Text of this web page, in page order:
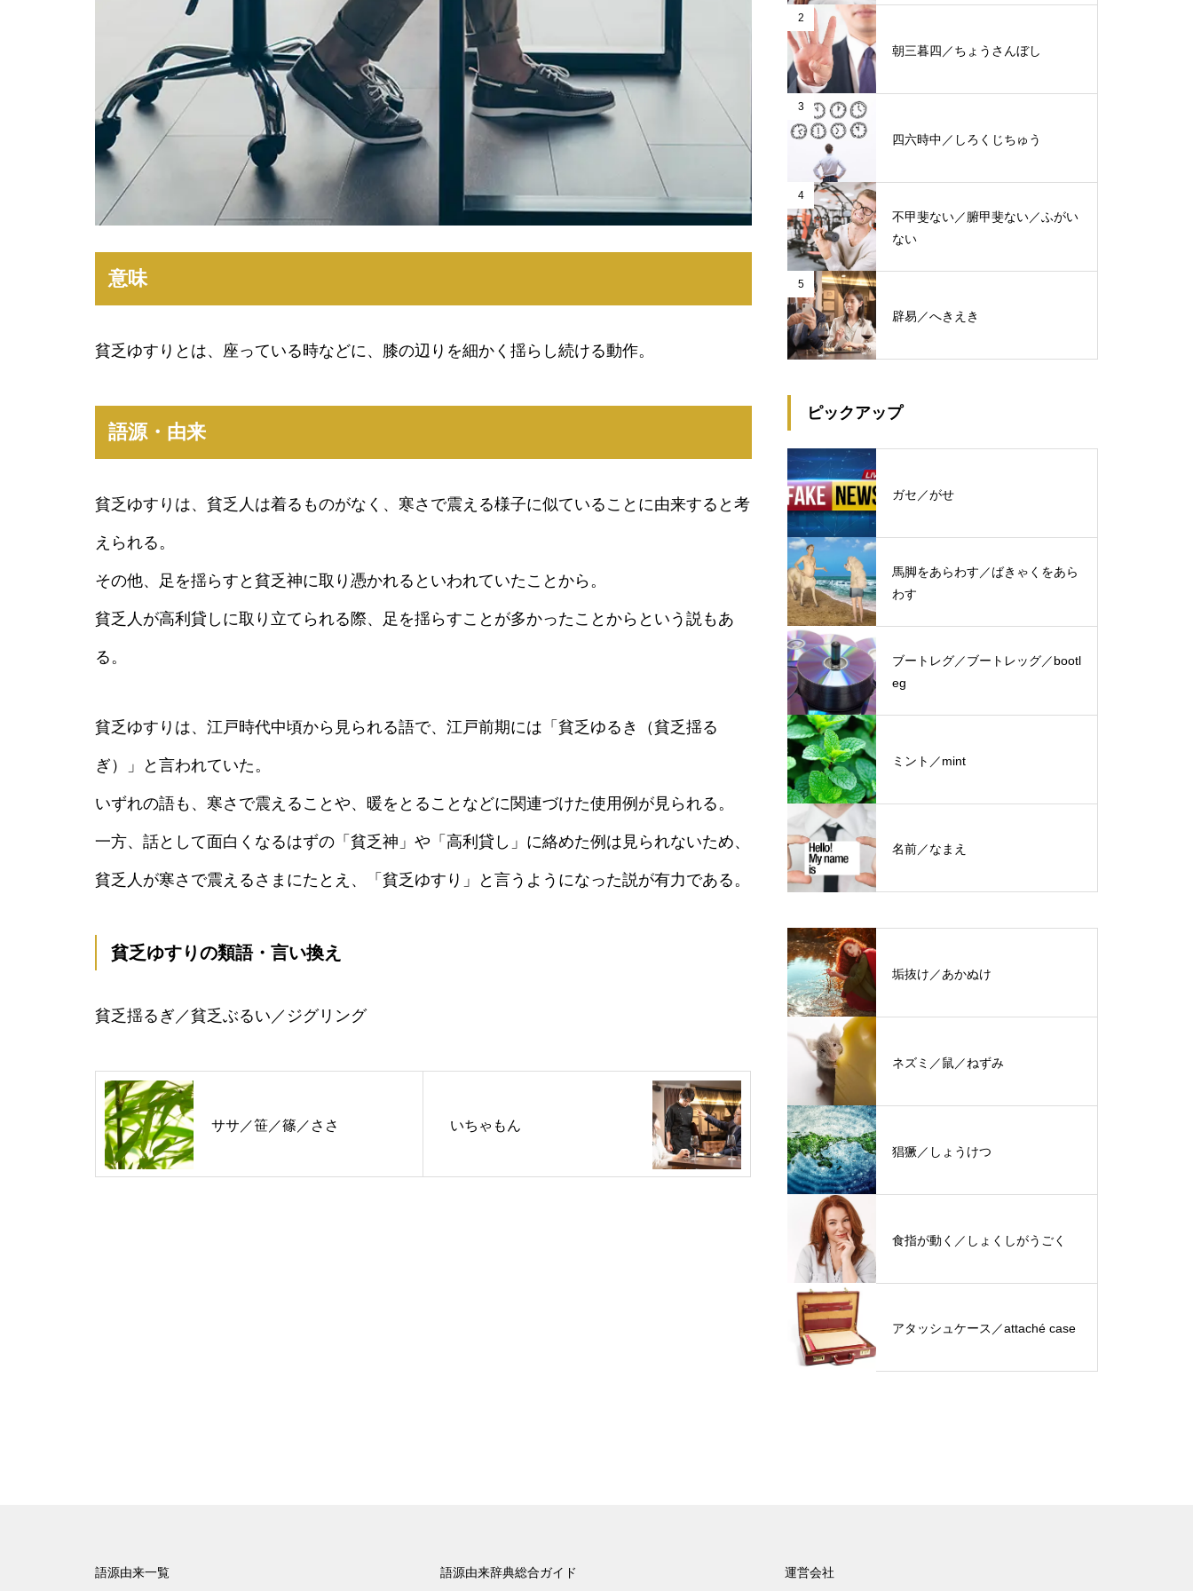
意味
貧乏ゆすりとは、座っている時などに、膝の辺りを細かく揺らし続ける動作。
語源・由来
貧乏ゆすりは、貧乏人は着るものがなく、寒さで震える様子に似ていることに由来すると考
えられる。
その他、足を揺らすと貧乏神に取り憑かれるといわれていたことから。
貧乏人が高利貸しに取り立てられる際、足を揺らすことが多かったことからという説もあ
る。
貧乏ゆすりは、江戸時代中頃から見られる語で、江戸前期には「貧乏ゆるき（貧乏揺る
ぎ）」と言われていた。
いずれの語も、寒さで震えることや、暖をとることなどに関連づけた使用例が見られる。
一方、話として面白くなるはずの「貧乏神」や「高利貸し」に絡めた例は見られないため、
貧乏人が寒さで震えるさまにたとえ、「貧乏ゆすり」と言うようになった説が有力である。
貧乏ゆすりの類語・言い換え
貧乏揺るぎ／貧乏ぶるい／ジグリング
ササ／笹／篠／ささ いちゃもん
2
朝三暮四／ちょうさんぼし
3
四六時中／しろくじちゅう
4
不甲斐ない／腑甲斐ない／ふがい
ない
5
辟易／へきえき
ピックアップ
ガセ／がせ
馬脚をあらわす／ばきゃくをあら
わす
ブートレグ／ブートレッグ／bootl
eg
ミント／mint
名前／なまえ
垢抜け／あかぬけ
ネズミ／鼠／ねずみ
猖獗／しょうけつ
食指が動く／しょくしがうごく
アタッシュケース／attaché case
語源由来一覧 語源由来辞典総合ガイド 運営会社